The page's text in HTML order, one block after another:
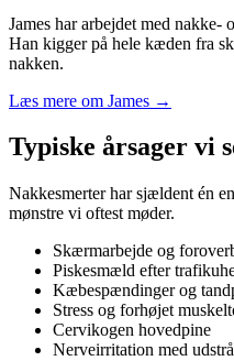
James har arbejdet med nakke-
Han kigger på hele kæden fra
nakken.
Læs mere om James →
Typiske årsager vi
Nakkesmerter har sjældent én
mønstre vi oftest møder.
Skærmarbejde og
Piskesmæld efter
Kæbespændinger og
Stress og forhøjet
Cervikogen hovedpine
Nerveirritation med